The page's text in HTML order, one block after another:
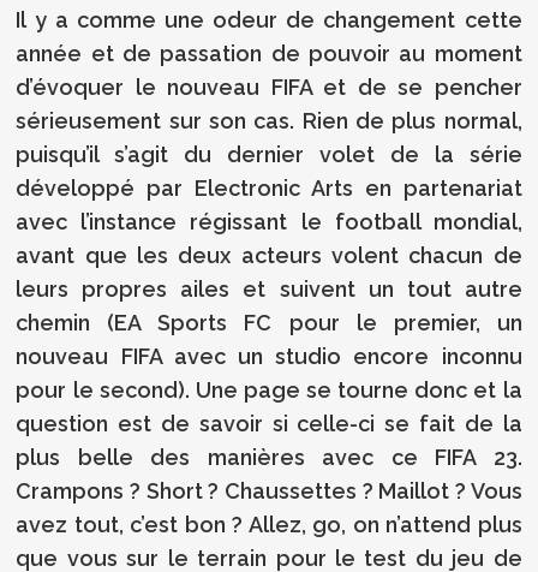
Il y a comme une odeur de changement cette
année et de passation de pouvoir au moment
d’évoquer le nouveau FIFA et de se pencher
sérieusement sur son cas. Rien de plus normal,
puisqu’il s’agit du dernier volet de la série
développé par Electronic Arts en partenariat
avec l’instance régissant le football mondial,
avant que les deux acteurs volent chacun de
leurs propres ailes et suivent un tout autre
chemin (EA Sports FC pour le premier, un
nouveau FIFA avec un studio encore inconnu
pour le second). Une page se tourne donc et la
question est de savoir si celle-ci se fait de la
plus belle des manières avec ce FIFA 23.
Crampons ? Short ? Chaussettes ? Maillot ? Vous
avez tout, c’est bon ? Allez, go, on n’attend plus
que vous sur le terrain pour le test du jeu de